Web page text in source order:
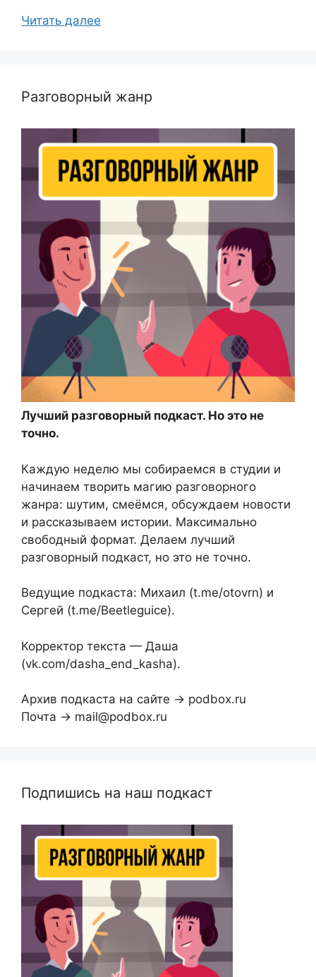
Читать далее
Разговорный жанр
Лучший разговорный подкаст. Но это не
точно.
Каждую неделю мы собираемся в студии и
начинаем творить магию разговорного
жанра: шутим, смеёмся, обсуждаем новости
и рассказываем истории. Максимально
свободный формат. Делаем лучший
разговорный подкаст, но это не точно.
Ведущие подкаста: Михаил (t.me/otovrn) и
Сергей (t.me/Beetleguice).
Корректор текста — Даша
(vk.com/dasha_end_kasha).
Архив подкаста на сайте → podbox.ru
Почта → mail@podbox.ru
Подпишись на наш подкаст